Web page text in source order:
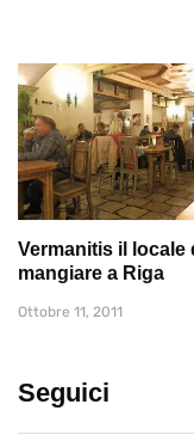
Vermanitis il locale
mangiare a Riga
Ottobre 11, 2011
Seguici